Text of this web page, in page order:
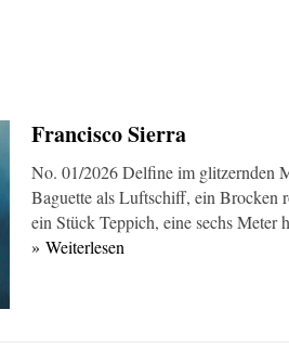
Francisco Sierra
No. 01/2026 Delfine im glitzernden
Baguette als Luftschiff, ein Brocken
ein Stück Teppich, eine sechs Meter
» Weiterlesen